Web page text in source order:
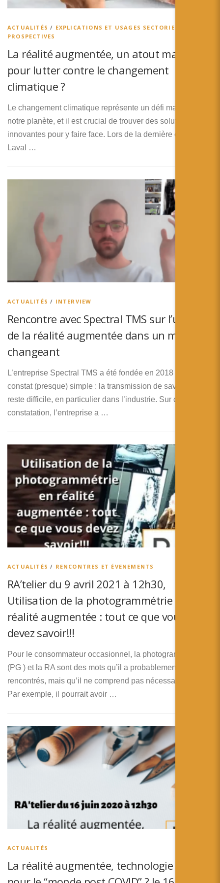
ACTUALITÉS / EXPLICATIONS ET USAGES SECTORIELS
PROSPECTIVES
La réalité augmentée, un atout majeur
pour lutter contre le changement
climatique ?
Le changement climatique représente un défi majeur pour
notre planète, et il est crucial de trouver des solutions
innovantes pour y faire face. Lors de la dernière édition de
Laval …
ACTUALITÉS / INTERVIEW
Rencontre avec Spectral TMS sur l’usage
de la réalité augmentée dans un monde
changeant
L’entreprise Spectral TMS a été fondée en 2018 sur une
constat (presque) simple : la transmission de savoir faire
reste difficile, en particulier dans l’industrie. Sur cette
constatation, l’entreprise a …
ACTUALITÉS / RENCONTRES ET ÉVENEMENTS
RA’telier du 9 avril 2021 à 12h30,
Utilisation de la photogrammétrie en
réalité augmentée : tout ce que vous
devez savoir!!!
Pour le consommateur occasionnel, la photogrammétrie
(PG ) et la RA sont des mots qu’il a probablement déjà
rencontrés, mais qu’il ne comprend pas nécessairement.
Par exemple, il pourrait avoir …
ACTUALITÉS
La réalité augmentée, technologie miracle